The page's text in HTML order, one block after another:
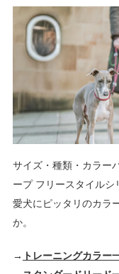
サイズ・種類・カラー
ープ フリースタイルシ
愛犬にピッタリのカラ
か。
→ トレーニングカラー